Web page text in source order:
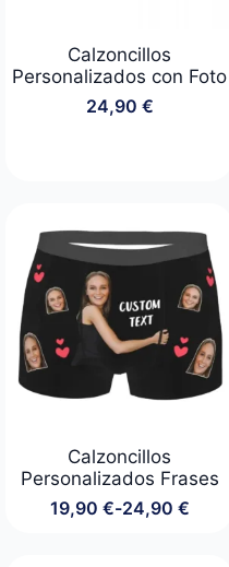
Calzoncillos
Personalizados con Foto
24,90 €
Calzoncillos
Personalizados Frases
19,90 €-24,90 €
Rango